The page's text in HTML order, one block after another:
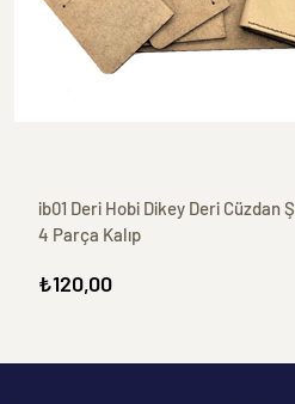
ib01 Deri Hobi Dikey Deri Cüzdan
4 Parça Kalıp
₺120,00